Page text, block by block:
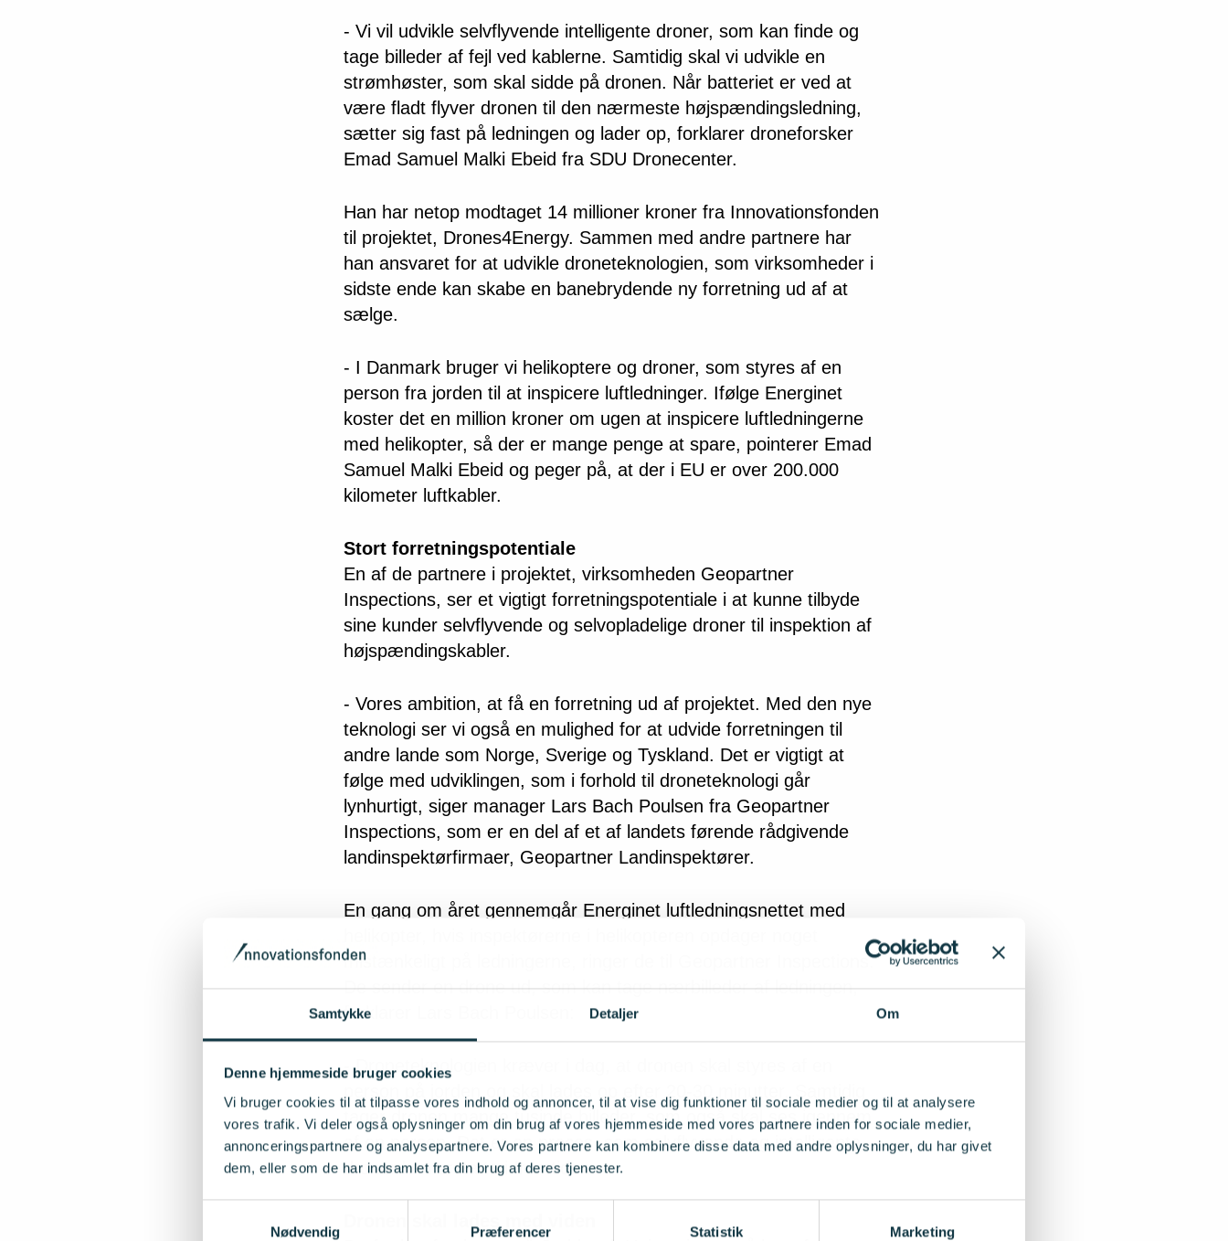
Samtykke Detaljer Om
Denne hjemmeside bruger cookies
Vi bruger cookies til at tilpasse vores indhold og annoncer, til at vise dig funktioner til sociale medier og til at analysere
vores trafik. Vi deler også oplysninger om din brug af vores hjemmeside med vores partnere inden for sociale medier,
annonceringspartnere og analysepartnere. Vores partnere kan kombinere disse data med andre oplysninger, du har givet
dem, eller som de har indsamlet fra din brug af deres tjenester.
Nødvendig
Præferencer Statistik Marketing
- Vi vil udvikle selvflyvende intelligente droner, som kan finde og
tage billeder af fejl ved kablerne. Samtidig skal vi udvikle en
strømhøster, som skal sidde på dronen. Når batteriet er ved at
være fladt flyver dronen til den nærmeste højspændingsledning,
sætter sig fast på ledningen og lader op, forklarer droneforsker
Emad Samuel Malki Ebeid fra SDU Dronecenter.
Han har netop modtaget 14 millioner kroner fra Innovationsfonden
til projektet, Drones4Energy. Sammen med andre partnere har
han ansvaret for at udvikle droneteknologien, som virksomheder i
sidste ende kan skabe en banebrydende ny forretning ud af at
sælge.
- I Danmark bruger vi helikoptere og droner, som styres af en
person fra jorden til at inspicere luftledninger. Ifølge Energinet
koster det en million kroner om ugen at inspicere luftledningerne
med helikopter, så der er mange penge at spare, pointerer Emad
Samuel Malki Ebeid og peger på, at der i EU er over 200.000
kilometer luftkabler.
Stort forretningspotentiale
En af de partnere i projektet, virksomheden Geopartner
Inspections, ser et vigtigt forretningspotentiale i at kunne tilbyde
sine kunder selvflyvende og selvopladelige droner til inspektion af
højspændingskabler.
- Vores ambition, at få en forretning ud af projektet. Med den nye
teknologi ser vi også en mulighed for at udvide forretningen til
andre lande som Norge, Sverige og Tyskland. Det er vigtigt at
følge med udviklingen, som i forhold til droneteknologi går
lynhurtigt, siger manager Lars Bach Poulsen fra Geopartner
Inspections, som er en del af et af landets førende rådgivende
landinspektørfirmaer, Geopartner Landinspektører.
En gang om året gennemgår Energinet luftledningsnettet med
mistænkeligt på ledningerne, ringer de til Geopartner Inspections.
De sender en drone ud, som kan tage nærbilleder af ledningen,
forklarer Lars Bach Poulsen:
- Droneteknologien kræver i dag, at dronen skal styres af en
tager dronen mange tusinde billeder, som også skal ses igennem
af en person. Det er en proces, som selvflyvende og intelligente
droner kan erstatte i fremtiden.